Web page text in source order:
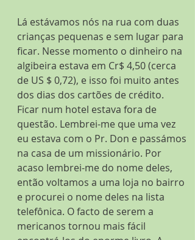
Lá estávamos nós na rua com duas
crianças pequenas e sem lugar para
ficar. Nesse momento o dinheiro na
algibeira estava em Cr$ 4,50 (cerca
de US $ 0,72), e isso foi muito antes
dos dias dos cartões de crédito.
Ficar num hotel estava fora de
questão. Lembrei-me que uma vez
eu estava com o Pr. Don e passámos
na casa de um missionário. Por
acaso lembrei-me do nome deles,
então voltamos a uma loja no bairro
e procurei o nome deles na lista
telefônica. O facto de serem a
mericanos tornou mais fácil